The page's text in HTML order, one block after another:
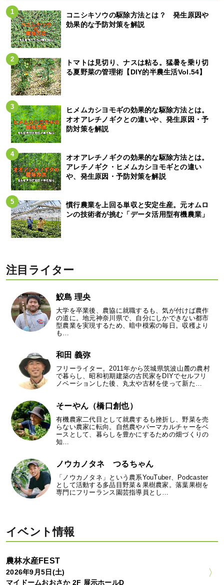
コニシキソウの駆除方法とは？ 発生原因や
効果的な予防対策を解説
トマトは見切り、ナスは粘る。猛暑を乗り切
る夏野菜の管理術【DIY的半農生活Vol.54】
ヒメムカシヨモギの効果的な駆除方法とは。
オオアレチノギクとの違いや、発生原因・予
防対策を解説
オオアレチノギクの効果的な駆除方法とは。
アレチノギク・ヒメムカシヨモギとの違い
や、発生原因・予防対策を解説
慣行農業を上回る単収と安定生産。元オムロ
ンの技術者が挑む「データ活用型有機農業」
注目ライター
鮫島 理央
大学を卒業後、農協に就職するも、気が付けば農作
の道に。地元神奈川県で、自分にしかできない都市
型農業を実現するため、暗中模索の毎日。収穫より
も…
和田 義弥
フリーライター。2011年から茨城県筑波山麓の農村
で暮らし、昭和初期建築の古民家をDIYでセルフリ
ノベーションした後、丸太や古材を使って新た…
そーやん（橋口創也）
有機農家二代目として就農するも挫折し、野菜を売
らない農家に転向。自然農やパーマカルチャーをベ
ースとして、暮らしを豊かにするための畑づくりの
知…
ノウカノタネ つるちゃん
「ノウカノタネ」という農系YouTuber、Podcaster
として活動する多品目野菜＆果樹農家。落葉果樹を
専門にフリーランス園芸指導員とし…
イベント情報
農林水産FEST
2026年9月5日(土)
マイドームおおさか 2F 展示ホールD